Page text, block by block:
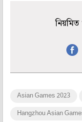
Asian Games 2023
Hangzhou Asian